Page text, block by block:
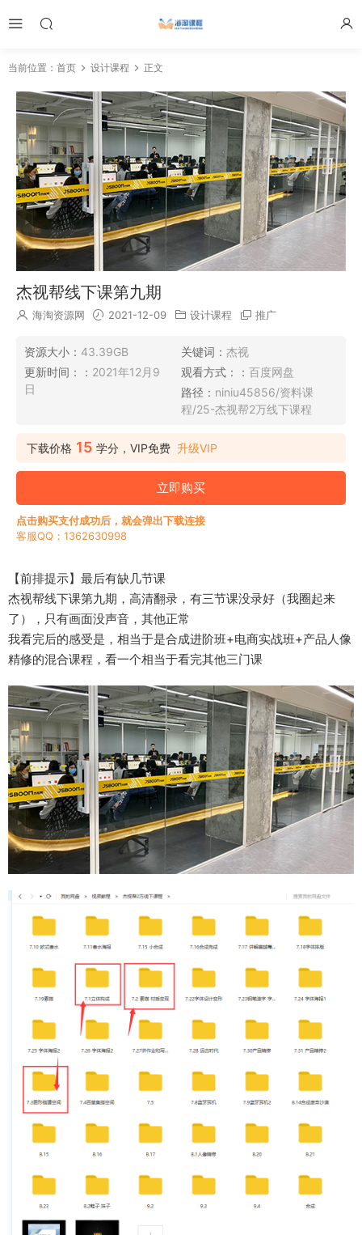
当前位置： 首页 设计课程 正文
杰视帮线下课第九期
海淘资源网 2021-12-09 设计课程 推广
资源大小： 43.39GB 关键词： 杰视
更新时间：： 2021年12月9
日
观看方式：： 百度网盘
路径： niniu45856/资料课
程/25-杰视帮2万线下课程
下载价格 15 学分，VIP免费 升级VIP
立即购买
点击购买支付成功后，就会弹出下载连接
客服QQ：1362630998
【前排提示】最后有缺几节课
杰视帮线下课第九期，高清翻录，有三节课没录好（我圈起来
了），只有画面没声音，其他正常
我看完后的感受是，相当于是合成进阶班+电商实战班+产品人像
精修的混合课程，看一个相当于看完其他三门课